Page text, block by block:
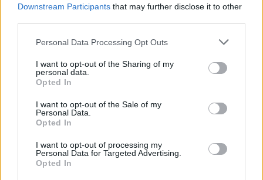
Downstream Participants that may further disclose it to other
Please note that this website/app uses one or more Google
not limited to your visit or usage behaviour. You may click to
grant or deny consent to Google and its third-party tags to
use your data for below specified purposes in below Google
consent section.
Personal Data Processing Opt Outs
I want to opt-out of the Sharing of my
personal data.
Opted In
I want to opt-out of the Sale of my
Personal Data.
Opted In
I want to opt-out of processing my
Personal Data for Targeted Advertising.
Opted In
Petrolio in calo: Brent a 88.9 dollari, ribassi diffusi tra le
materie prime